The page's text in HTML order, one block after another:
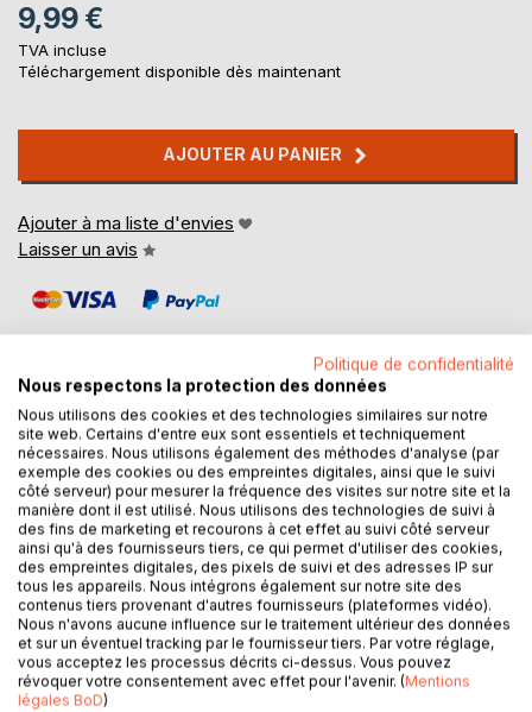
9,99 €
TVA incluse
Téléchargement disponible dès maintenant
AJOUTER AU PANIER
Ajouter à ma liste d'envies
Laisser un avis
DESCRIPTION
Jadis patrimoine exclusif des mages, des sorciers, des
guérisseurs, des shamans, des aruspices, des prêtres qui
préparaient par un rituel et des incantations aux dieux, aux
esprits, aux démons des potions, des breuvages, des
drogues aussi bien pour soulager ou guérir que pour occire
et cela dans une atmosphère imprégnée de mystères.
C’est à partir du IXe siècle qu’apparaît la Pharmacologie en
tant que Science des médicaments employés à des fins
thérapeutiques loin des pratiques magiques ou religieuses.
Politique de confidentialité
Nous respectons la protection des données
Nous utilisons des cookies et des technologies similaires sur notre
site web. Certains d'entre eux sont essentiels et techniquement
nécessaires. Nous utilisons également des méthodes d'analyse (par
exemple des cookies ou des empreintes digitales, ainsi que le suivi
côté serveur) pour mesurer la fréquence des visites sur notre site et la
manière dont il est utilisé. Nous utilisons des technologies de suivi à
des fins de marketing et recourons à cet effet au suivi côté serveur
ainsi qu'à des fournisseurs tiers, ce qui permet d'utiliser des cookies,
des empreintes digitales, des pixels de suivi et des adresses IP sur
tous les appareils. Nous intégrons également sur notre site des
contenus tiers provenant d'autres fournisseurs (plateformes vidéo).
Nous n'avons aucune influence sur le traitement ultérieur des données
et sur un éventuel tracking par le fournisseur tiers. Par votre réglage,
vous acceptez les processus décrits ci-dessus. Vous pouvez
révoquer votre consentement avec effet pour l'avenir. (Mentions
légales BoD)